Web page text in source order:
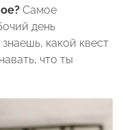
Самое
день
какой квест
что ты